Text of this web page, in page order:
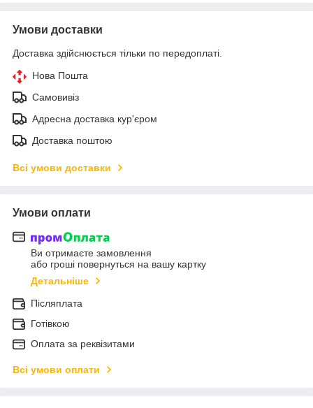
Умови доставки
Доставка здійснюється тільки по передоплаті.
Нова Пошта
Самовивіз
Адресна доставка кур'єром
Доставка поштою
Всі умови доставки
Умови оплати
Ви отримаєте замовлення
або гроші повернуться на вашу картку
Детальніше
Післяплата
Готівкою
Оплата за реквізитами
Всі умови оплати